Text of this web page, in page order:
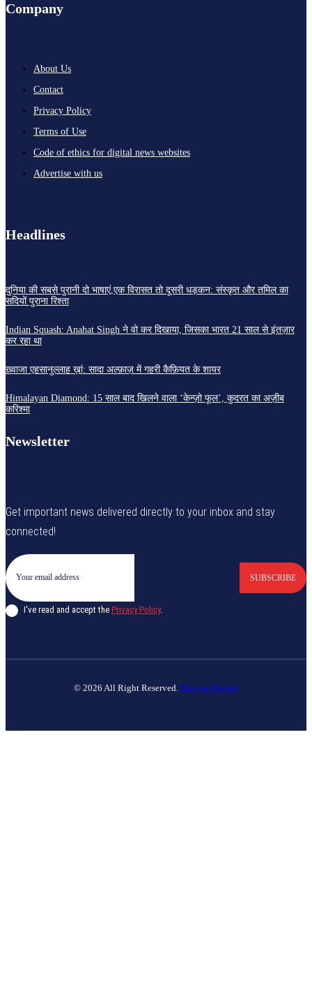
Company
About Us
Contact
Privacy Policy
Terms of Use
Code of ethics for digital news websites
Advertise with us
Headlines
दुनिया की सबसे पुरानी दो भाषाएं,एक विरासत तो दूसरी धड़कन: संस्कृत और तमिल का
सदियों पुराना रिश्ता
Indian Squash: Anahat Singh ने वो कर दिखाया, जिसका भारत 21 साल से इंतज़ार
कर रहा था
ख़्वाजा एहसानुल्लाह ख़ां: सादा अल्फ़ाज़ में गहरी कैफ़ियत के शायर
Himalayan Diamond: 15 साल बाद खिलने वाला ‘केन्ज़ो फूल’, कुदरत का अज़ीब
करिश्मा
Newsletter
Get important news delivered directly to your inbox and stay
connected!
SUBSCRIBE
I've read and accept the Privacy Policy.
© 2026 All Right Reserved. Banyan Digital